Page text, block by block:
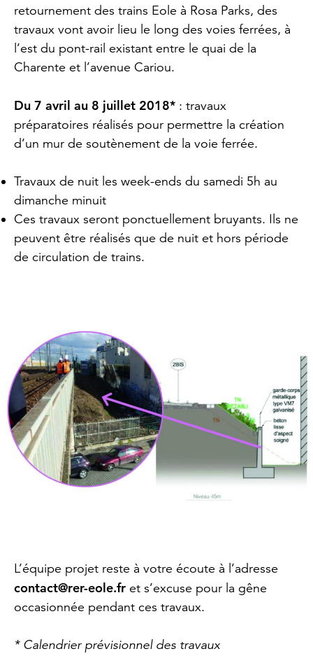
retournement des trains Eole à Rosa Parks, des
travaux vont avoir lieu le long des voies ferrées, à
l’est du pont-rail existant entre le quai de la
Charente et l’avenue Cariou.
Du 7 avril au 8 juillet 2018* : travaux
préparatoires réalisés pour permettre la création
d’un mur de soutènement de la voie ferrée.
Travaux de nuit les week-ends du samedi 5h au
dimanche minuit
Ces travaux seront ponctuellement bruyants. Ils ne
peuvent être réalisés que de nuit et hors période
de circulation de trains.
L’équipe projet reste à votre écoute à l’adresse
contact@rer-eole.fr et s’excuse pour la gêne
occasionnée pendant ces travaux.
* Calendrier prévisionnel des travaux